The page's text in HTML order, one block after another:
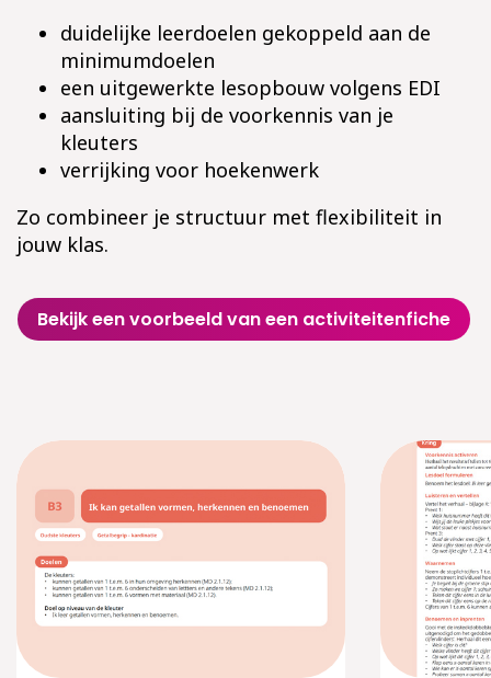
duidelijke leerdoelen gekoppeld aan de
minimumdoelen
een uitgewerkte lesopbouw volgens EDI
aansluiting bij de voorkennis van je
kleuters
verrijking voor hoekenwerk
Zo combineer je structuur met flexibiliteit in
jouw klas.
Bekijk een voorbeeld van een activiteitenfiche